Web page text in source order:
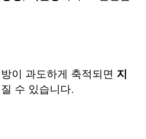
이 과도하게 축적되면 지
수 있습니다.